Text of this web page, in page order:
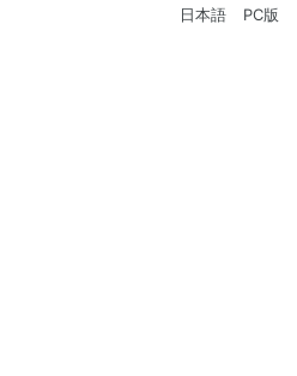
日本語 PC版